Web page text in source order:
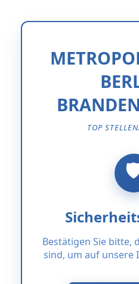
TOP
Bestätigen Sie bitte,
sind, um auf unsere